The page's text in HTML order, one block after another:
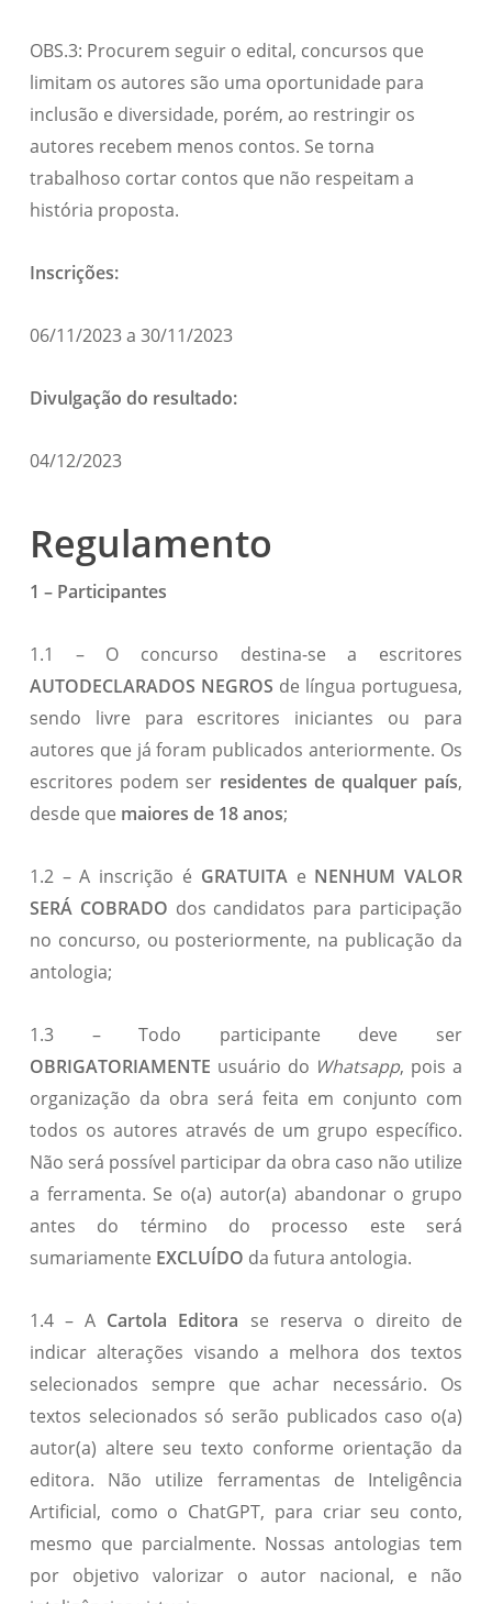
OBS.3: Procurem seguir o edital, concursos que
limitam os autores são uma oportunidade para
inclusão e diversidade, porém, ao restringir os
autores recebem menos contos. Se torna
trabalhoso cortar contos que não respeitam a
história proposta.
Inscrições:
06/11/2023 a 30/11/2023
Divulgação do resultado:
04/12/2023
Regulamento
1 – Participantes
1.1 – O concurso destina-se a escritores
AUTODECLARADOS NEGROS de língua portuguesa,
sendo livre para escritores iniciantes ou para
autores que já foram publicados anteriormente. Os
escritores podem ser residentes de qualquer país,
desde que maiores de 18 anos;
1.2 – A inscrição é GRATUITAe NENHUM VALOR
SERÁ COBRADO dos candidatos para participação
no concurso, ou posteriormente, na publicação da
antologia;
1.3 – Todo participante deve ser
OBRIGATORIAMENTE usuário do Whatsapp, pois a
organização da obra será feita em conjunto com
todos os autores através de um grupo específico.
Não será possível participar da obra caso não utilize
a ferramenta. Se o(a) autor(a) abandonar o grupo
antes do término do processo este será
sumariamente EXCLUÍDO da futura antologia.
1.4 – A Cartola Editora se reserva o direito de
indicar alterações visando a melhora dos textos
selecionados sempre que achar necessário. Os
textos selecionados só serão publicados caso o(a)
autor(a) altere seu texto conforme orientação da
editora. Não utilize ferramentas de Inteligência
Artificial, como o ChatGPT, para criar seu conto,
mesmo que parcialmente. Nossas antologias tem
por objetivo valorizar o autor nacional, e não